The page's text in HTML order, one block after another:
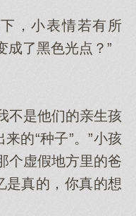
，小表情若有所
成了黑色光点？”
不是他们的亲生孩
的“种子”。”小孩
个虚假地方里的爸
是真的，你真的想